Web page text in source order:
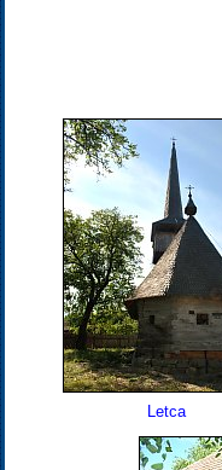
Letca